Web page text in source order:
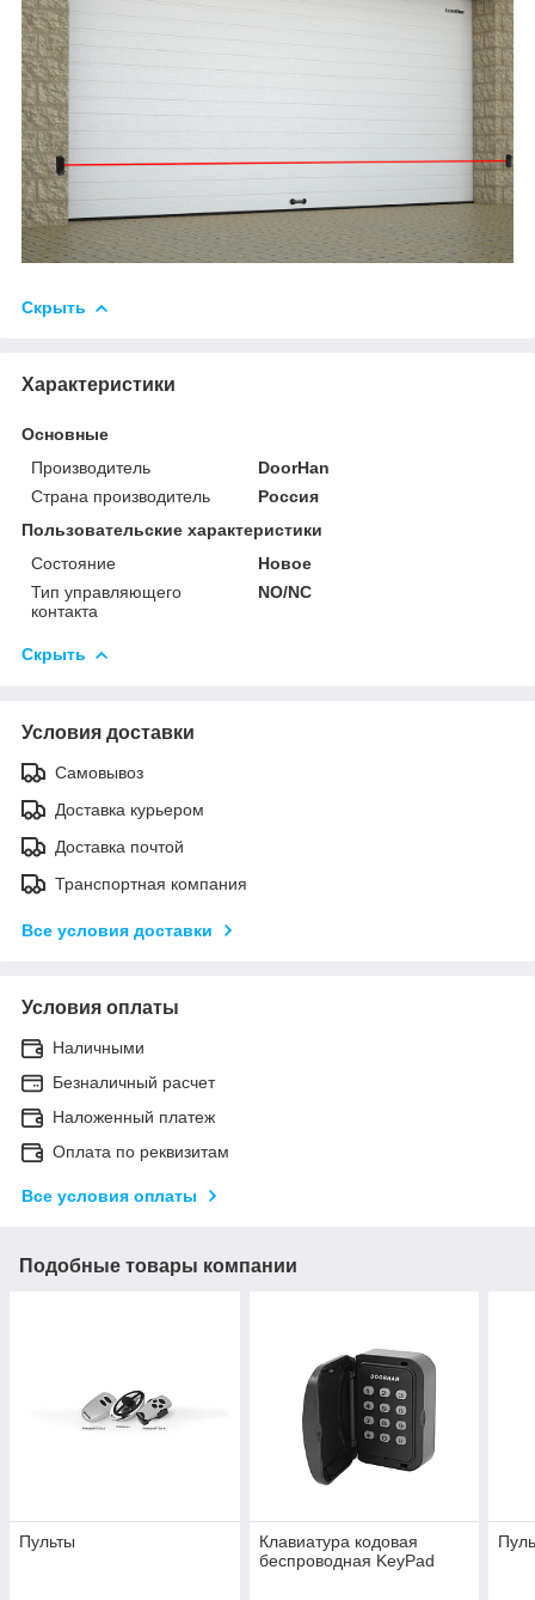
Скрыть
Характеристики
Основные
Производитель
DoorHan
Страна производитель
Россия
Пользовательские характеристики
Состояние
Новое
Тип управляющего
контакта
NO/NC
Скрыть
Условия доставки
Самовывоз
Доставка курьером
Доставка почтой
Транспортная компания
Все условия доставки
Условия оплаты
Наличными
Безналичный расчет
Наложенный платеж
Оплата по реквизитам
Все условия оплаты
Подобные товары компании
Пульты
Клавиатура кодовая
беспроводная KeyPad